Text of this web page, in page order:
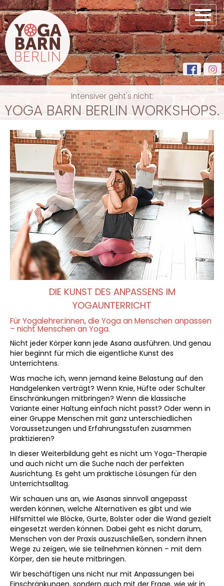
Intensiver geht's nicht:
YOGA BARN BERLIN WORKSHOPS.
DIE KUNST DES ANPASSENS IM
YOGAUNTERRICHT
Für Yogalehrer:innen, die Yoga an Menschen anpassen
– nicht Menschen an Yoga.
Nicht jeder Körper kann jede Asana ausführen. Und genau
hier beginnt für mich die eigentliche Kunst des
Unterrichtens.
Was mache ich, wenn jemand keine Belastung auf den
Handgelenken verträgt? Wenn Knie, Hüfte oder Schulter
Einschränkungen mitbringen? Wenn die klassische
Variante einer Haltung einfach nicht passt? Oder wenn in
einer Gruppe Menschen mit ganz unterschiedlichen
Voraussetzungen und Erfahrungsstufen zusammen
praktizieren?
In dieser Weiterbildung geht es nicht um Yoga-Therapie
und auch nicht um die Suche nach der perfekten
Ausrichtung. Es geht um praktische Lösungen für den
Unterrichtsalltag.
Wir schauen uns an, wie Asanas sinnvoll angepasst
werden können, welche Alternativen es gibt und wie
Hilfsmittel wie Blöcke, Gurte, Bolster oder die Wand gezielt
eingesetzt werden können. Dabei geht es nicht darum,
Menschen von der Praxis auszuschließen, sondern ihnen
Wege zu zeigen, wie sie teilnehmen können – mit dem
Körper, den sie heute mitbringen.
Wir beschäftigen uns nicht nur mit Anpassungen bei
Einschränkungen, sondern auch mit der Frage, wie wir in